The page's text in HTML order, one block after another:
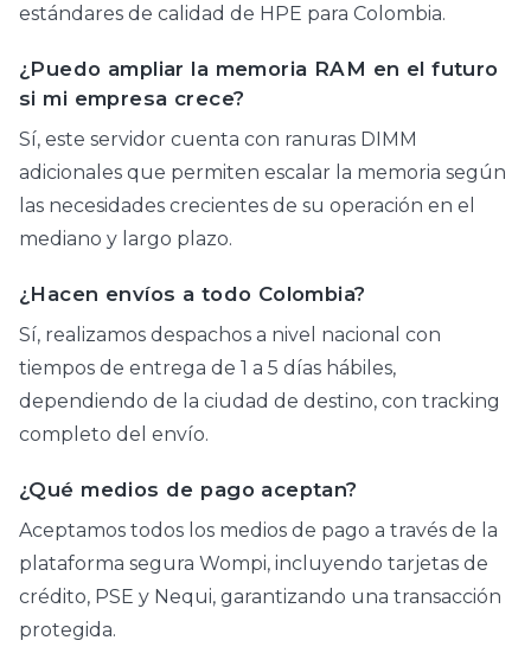
estándares de calidad de HPE para Colombia.
¿Puedo ampliar la memoria RAM en el futuro
si mi empresa crece?
Sí, este servidor cuenta con ranuras DIMM
adicionales que permiten escalar la memoria según
las necesidades crecientes de su operación en el
mediano y largo plazo.
¿Hacen envíos a todo Colombia?
Sí, realizamos despachos a nivel nacional con
tiempos de entrega de 1 a 5 días hábiles,
dependiendo de la ciudad de destino, con tracking
completo del envío.
¿Qué medios de pago aceptan?
Aceptamos todos los medios de pago a través de la
plataforma segura Wompi, incluyendo tarjetas de
crédito, PSE y Nequi, garantizando una transacción
protegida.